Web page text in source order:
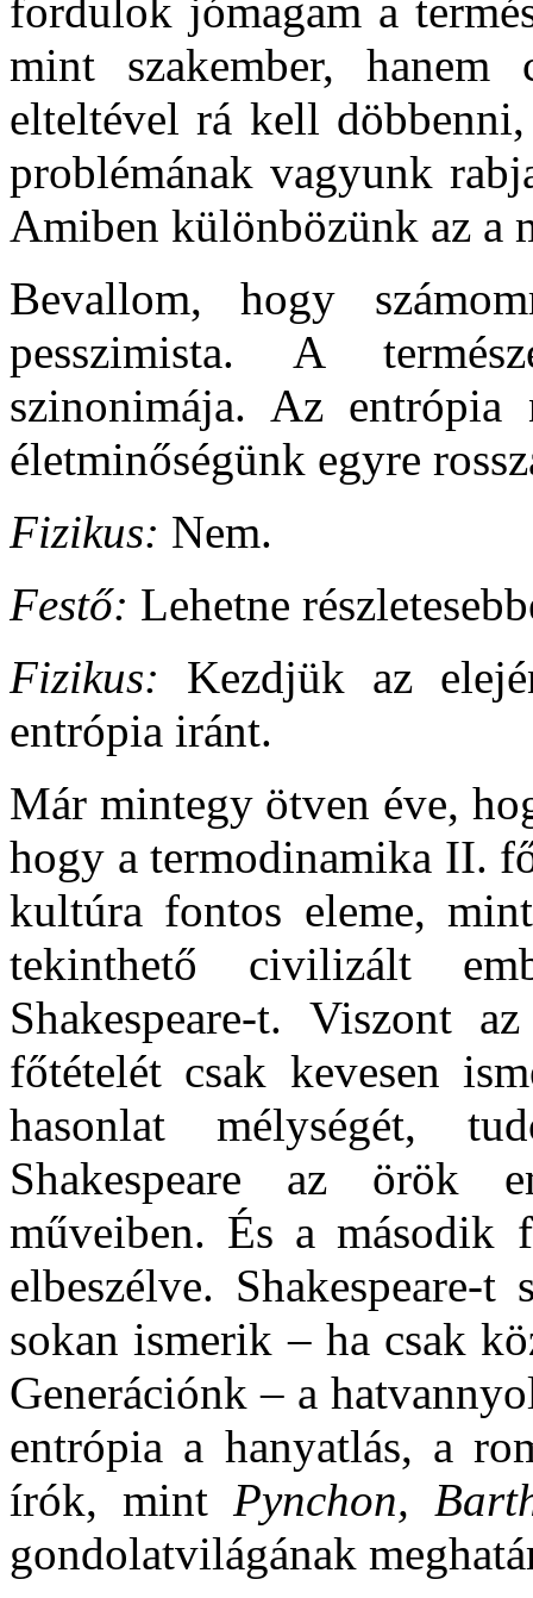
fordulok jómagam a
mint szakember,
elteltével rá kell
problémának vagyunk
Amiben különbözünk az a
Bevallom, hogy
pesszimista. A
szinonimája. Az
életminőségünk egyre
Fizikus: Nem.
Festő: Lehetne
Fizikus: Kezdjük az
entrópia iránt.
Már mintegy ötven éve,
hogy a termodinamika II.
kultúra fontos eleme,
tekinthető civilizált
Shakespeare-t. Viszont
főtételét csak kevesen
hasonlat mélységét,
Shakespeare az örök
műveiben. És a második
elbeszélve.
sokan ismerik – ha csak
Generációnk – a
entrópia a hanyatlás, a
írók, mintPynchon,
gondolatvilágának